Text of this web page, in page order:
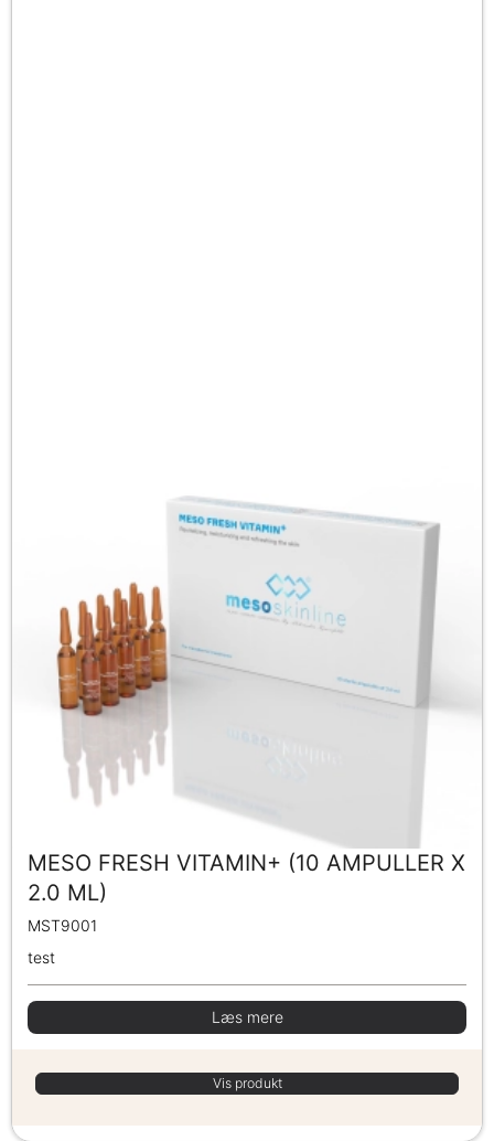
MESO FRESH VITAMIN+ (10 AMPULLER X
2.0 ML)
MST9001
test
Læs mere
Vis produkt